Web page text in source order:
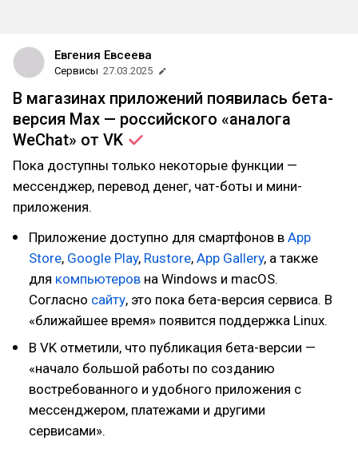
Евгения Евсеева
Сервисы 27.03.2025
В магазинах приложений появилась бета-
версия Max — российского «аналога
WeChat» от VK
Пока доступны только некоторые функции —
мессенджер, перевод денег, чат-боты и мини-
приложения.
Приложение доступно для смартфонов в App
Store, Google Play, Rustore, App Gallery, а также
для компьютеров на Windows и macOS.
Согласно сайту, это пока бета-версия сервиса. В
«ближайшее время» появится поддержка Linux.
В VK отметили, что публикация бета-версии —
«начало большой работы по созданию
востребованного и удобного приложения с
мессенджером, платежами и другими
сервисами».